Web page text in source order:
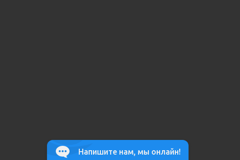
Напишите нам, мы онлайн!